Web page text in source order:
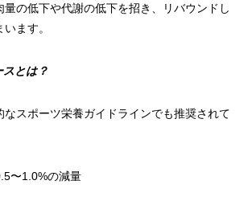
量の低下や代謝の低下を招き、リバウンドし
ます。
とは？
なスポーツ栄養ガイドラインでも推奨されて
〜1.0%の減量